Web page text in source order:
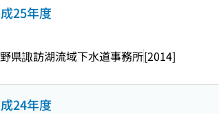
25年度
県諏訪湖流域下水道事務所[2014]
24年度